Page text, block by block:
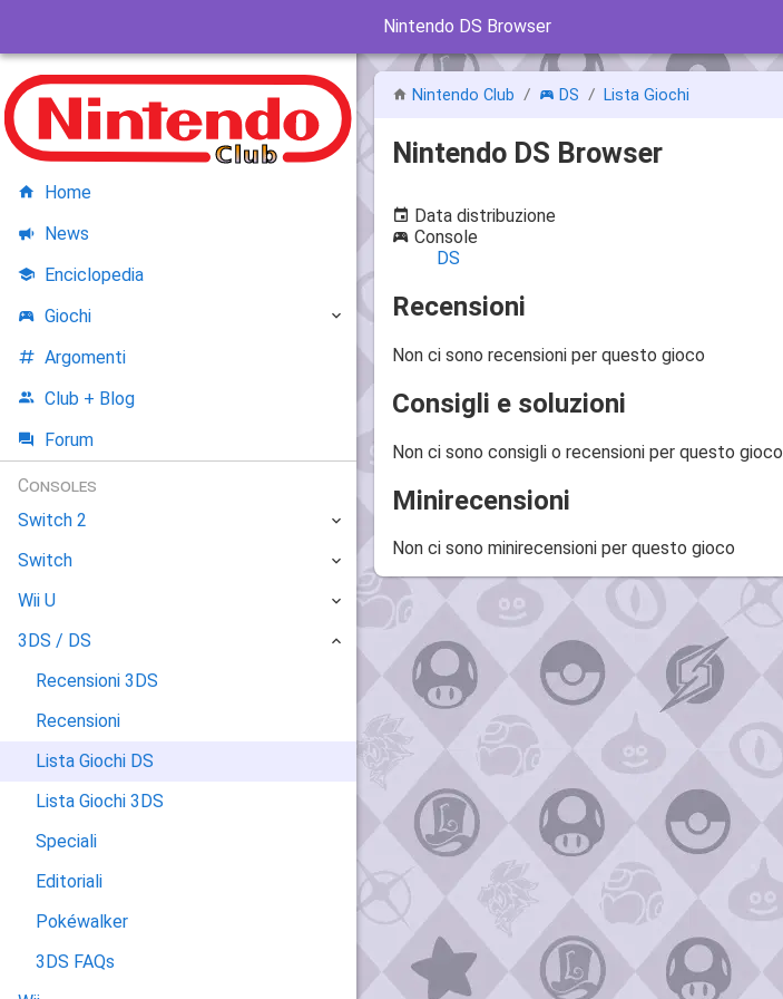
Nintendo DS Browser
Nintendo Club DS Lista Giochi
Nintendo DS Browser
Data distribuzione
Console
DS
Recensioni
Non ci sono recensioni per questo gioco
Consigli e soluzioni
Non ci sono consigli o recensioni per questo gioco
Minirecensioni
Non ci sono minirecensioni per questo gioco
Home
News
Enciclopedia
Giochi
Argomenti
Club + Blog
Forum
Consoles
Switch 2
Switch
Wii U
3DS / DS
Recensioni 3DS
Recensioni
Lista Giochi DS
Lista Giochi 3DS
Speciali
Editoriali
Pokéwalker
3DS FAQs